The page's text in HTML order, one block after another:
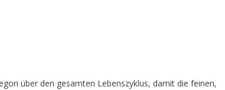
über den gesam­ten Lebens­zy­klus, damit die fei­nen,